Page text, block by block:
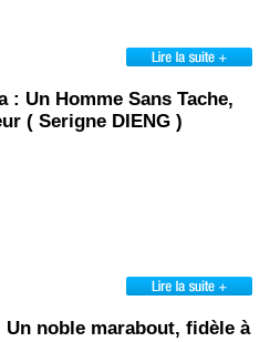
: Un Homme Sans Tache,
( Serigne DIENG )
noble marabout, fidèle à